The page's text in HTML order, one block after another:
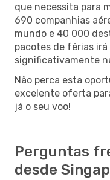
que necessita para
690 companhias
mundo e 40 000
pacotes de férias
significativamente
Não perca esta
excelente oferta
já o seu voo!
Perguntas
desde